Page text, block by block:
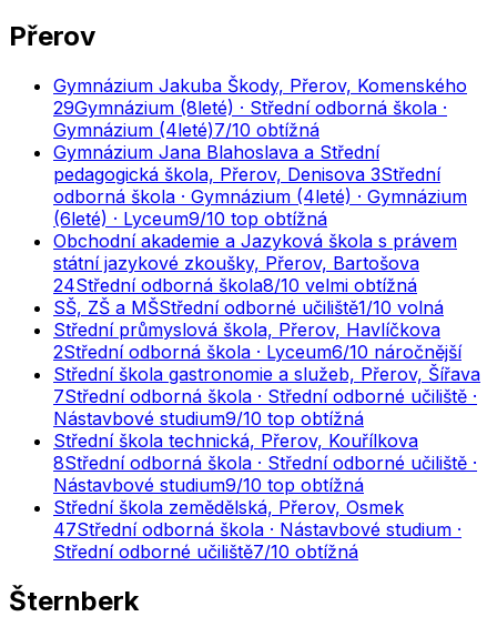
Přerov
Gymnázium Jakuba Škody, Přerov, Komenského
29Gymnázium (8leté) · Střední odborná škola ·
Gymnázium (4leté)7/10 obtížná
Gymnázium Jana Blahoslava a Střední
pedagogická škola, Přerov, Denisova 3Střední
odborná škola · Gymnázium (4leté) · Gymnázium
(6leté) · Lyceum9/10 top obtížná
Obchodní akademie a Jazyková škola s právem
státní jazykové zkoušky, Přerov, Bartošova
24Střední odborná škola8/10 velmi obtížná
SŠ, ZŠ a MŠStřední odborné učiliště1/10 volná
Střední průmyslová škola, Přerov, Havlíčkova
2Střední odborná škola · Lyceum6/10 náročnější
Střední škola gastronomie a služeb, Přerov, Šířava
7Střední odborná škola · Střední odborné učiliště ·
Nástavbové studium9/10 top obtížná
Střední škola technická, Přerov, Kouřílkova
8Střední odborná škola · Střední odborné učiliště ·
Nástavbové studium9/10 top obtížná
Střední škola zemědělská, Přerov, Osmek
47Střední odborná škola · Nástavbové studium ·
Střední odborné učiliště7/10 obtížná
Šternberk